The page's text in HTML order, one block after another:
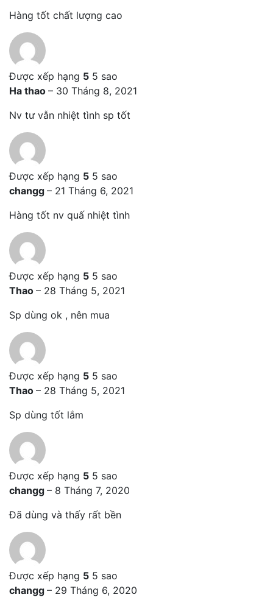
Hàng tốt chất lượng cao
Được xếp hạng 5 5 sao
Ha thao – 30 Tháng 8, 2021
Nv tư vẫn nhiệt tình sp tốt
Được xếp hạng 5 5 sao
changg – 21 Tháng 6, 2021
Hàng tốt nv quấ nhiệt tình
Được xếp hạng 5 5 sao
Thao – 28 Tháng 5, 2021
Sp dùng ok , nên mua
Được xếp hạng 5 5 sao
Thao – 28 Tháng 5, 2021
Sp dùng tốt lắm
Được xếp hạng 5 5 sao
changg – 8 Tháng 7, 2020
Đã dùng và thấy rất bền
Được xếp hạng 5 5 sao
changg – 29 Tháng 6, 2020